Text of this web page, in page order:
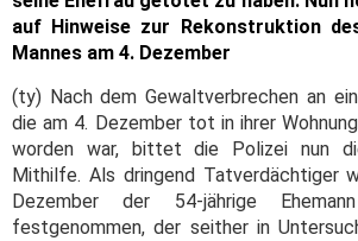
auf Hinweise zur Rekonstruktion
Mannes am 4. Dezember
(ty) Nach dem Gewaltverbrechen an
die am 4. Dezember tot in ihrer
worden war, bittet die Polizei nun
Mithilfe. Als dringend Tatverdächtiger
Dezember der 54-jährige
festgenommen, der seither in